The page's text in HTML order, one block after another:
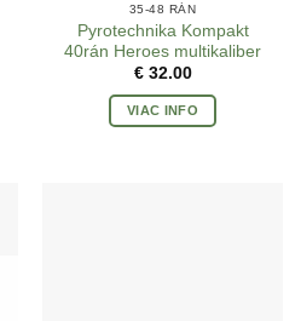
35-48 RÁN
Pyrotechnika Kompakt
40rán Heroes multikaliber
€32.00
VIAC INFO